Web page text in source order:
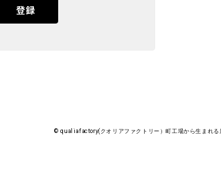
し、誠にありがとうございます。励みにな
登録
© qualiafactory(クオリアファクトリー）町工場から生まれ